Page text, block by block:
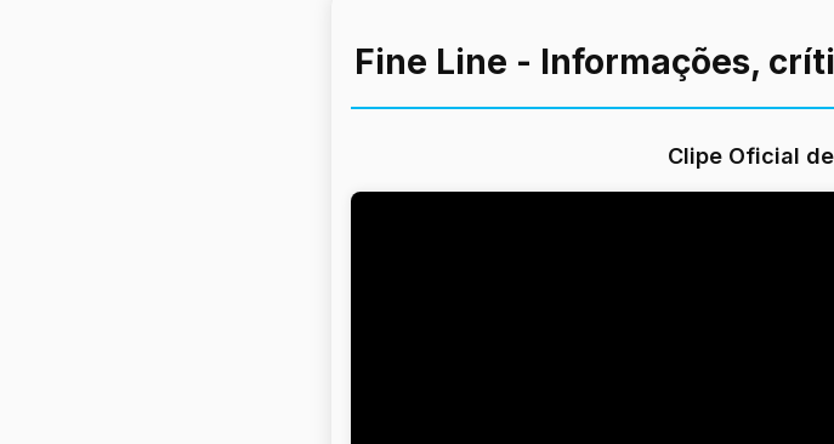
Fine Line - Informações,
Clipe Oficial